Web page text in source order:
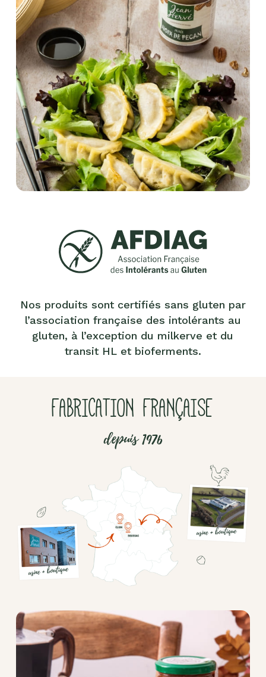
Nos produits sont certifiés sans gluten par
l’association française des intolérants au
gluten, à l’exception du milkerve et du
transit HL et bioferments.
FABRICATION FRANÇAISE
depuis 1976
culinaires
Boisson
poudre
Fruits
secs
Mélanges
apéritifs
Tartinables
apéritifs